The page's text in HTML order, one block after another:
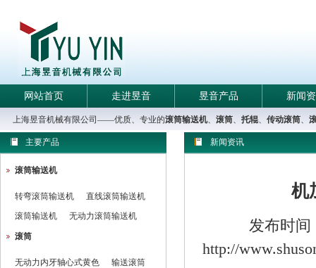
网站首页 走进昱音 昱音产品 新闻
上海昱音机械有限公司——优质、专业的滚筒输送机、 滚筒、 托辊、 传动滚筒、
主要产品
滚筒输送机
转弯滚筒输送机
直线滚筒输送机
滚筒输送机
无动力滚筒输送机
滚筒
无动力内牙轴心式黄色
输送滚筒
新闻资讯
机
发布时间
http://